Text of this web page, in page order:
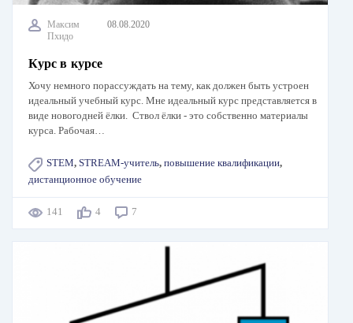
Максим
Пхидо
08.08.2020
Курс в курсе
Хочу немного порассуждать на тему, как должен быть устроен
идеальный учебный курс. Мне идеальный курс представляется в
виде новогодней ёлки. Ствол ёлки - это собственно материалы
курса. Рабочая…
STEM, STREAM-учитель, повышение квалификации,
дистанционное обучение
141 4 7